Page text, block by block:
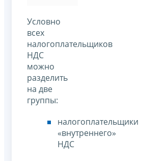
Условно
всех
налогоплательщиков
НДС
можно
разделить
на две
группы:
налогоплательщики
«внутреннего»
НДС